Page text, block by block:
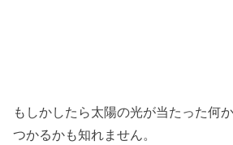
もしかしたら太陽の光が当たった何
つかるかも知れません。